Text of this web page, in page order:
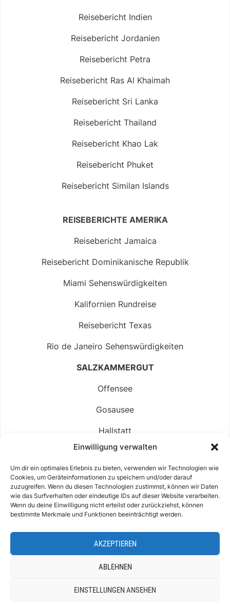
Einwilligung verwalten
Um dir ein optimales Erlebnis zu bieten, verwenden wir Technologien wie
Cookies, um Geräteinformationen zu speichern und/oder darauf
zuzugreifen. Wenn du diesen Technologien zustimmst, können wir Daten
wie das Surfverhalten oder eindeutige IDs auf dieser Website verarbeiten.
Wenn du deine Einwilligung nicht erteilst oder zurückziehst, können
bestimmte Merkmale und Funktionen beeinträchtigt werden.
AKZEPTIEREN
ABLEHNEN
EINSTELLUNGEN ANSEHEN
Reisebericht Indien
Reisebericht Jordanien
Reisebericht Petra
Reisebericht Ras Al Khaimah
Reisebericht Sri Lanka
Reisebericht Thailand
Reisebericht Khao Lak
Reisebericht Phuket
Reisebericht Similan Islands
REISEBERICHTE AMERIKA
Reisebericht Jamaica
Reisebericht Dominikanische Republik
Miami Sehenswürdigkeiten
Kalifornien Rundreise
Reisebericht Texas
Rio de Janeiro Sehenswürdigkeiten
SALZKAMMERGUT
Offensee
Gosausee
Hallstatt
Langbathsee
Altausseer See
Hintersee
IMPRESSUM & KONTAKT